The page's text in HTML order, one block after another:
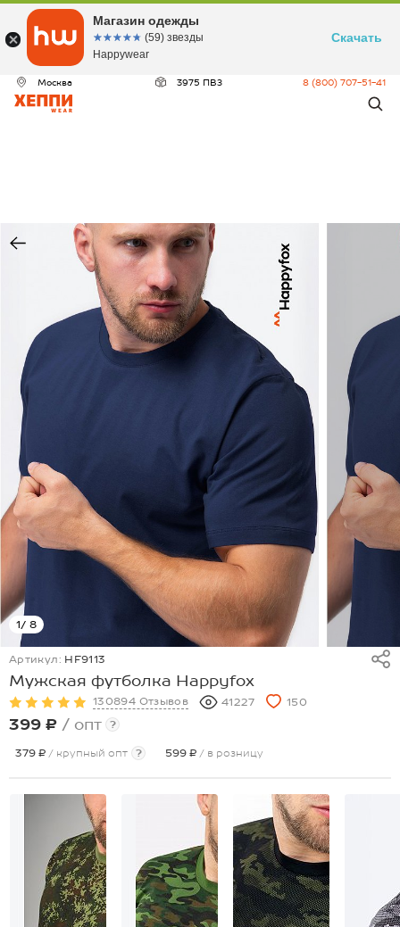
Москва 3975 ПВЗ 8 (800) 707-51-41
1/ 8
Артикул: HF9113
Мужская футболка Happyfox
130894 Отзывов 41227 150
399 ₽ / опт ?
379 ₽ / крупный опт ? 599 ₽ / в розницу
Магазин одежды
☆☆☆☆☆
★★★★★ (59) звезды
Happywear
Скачать